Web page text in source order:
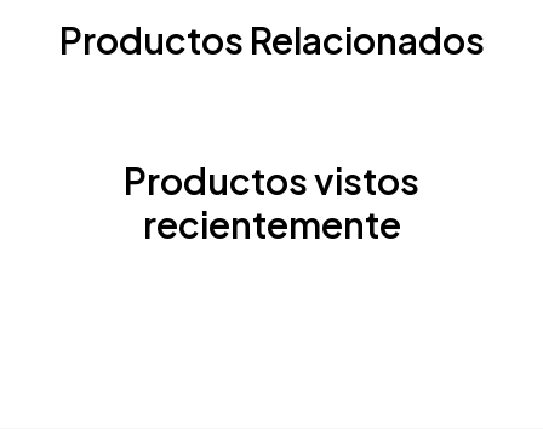
Productos Relacionados
Productos vistos
recientemente